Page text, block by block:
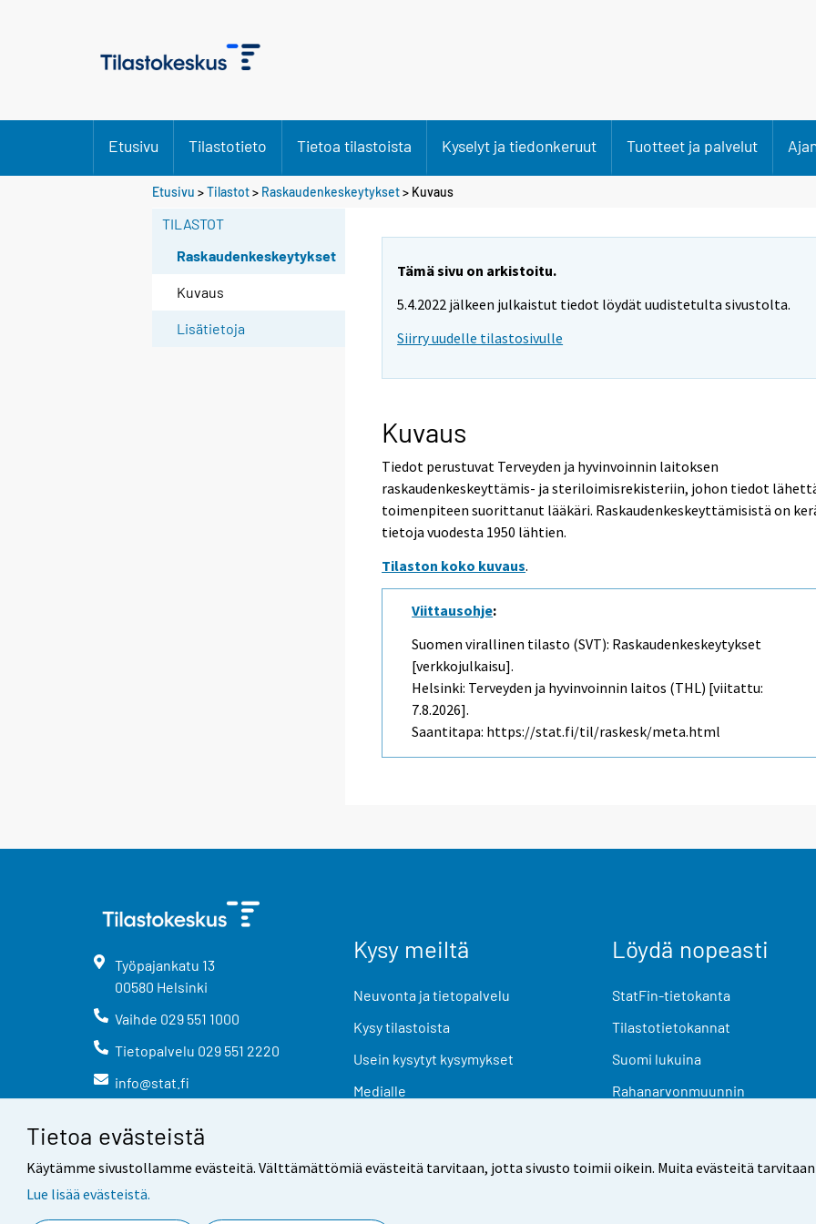
Tietoa evästeistä
Käytämme sivustollamme evästeitä. Välttämättömiä evästeitä tarvitaan, jotta sivusto toimii oikein. Muita evästeitä
Lue lisää evästeistä.
Etusivu Tilastotieto Tietoa tilastoista Kyselyt ja tiedonkeruut Tuotteet ja palvelut
Etusivu >Tilastot> Raskaudenkeskeytykset> Kuvaus
TILASTOT
Raskaudenkeskeytykset
Kuvaus
Lisätietoja
Tämä sivu on arkistoitu.
5.4.2022 jälkeen julkaistut tiedot löydät uudistetulta sivustolta.
Siirry uudelle tilastosivulle
Kuvaus
Tiedot perustuvat Terveyden ja hyvinvoinnin laitoksen
raskaudenkeskeyttämis- ja steriloimisrekisteriin, johon tiedot
toimenpiteen suorittanut lääkäri. Raskaudenkeskeyttämisistä on
tietoja vuodesta 1950 lähtien.
Tilaston koko kuvaus.
Viittausohje:
Suomen virallinen tilasto (SVT): Raskaudenkeskeytykset
[verkkojulkaisu].
Helsinki: Terveyden ja hyvinvoinnin laitos (THL) [viitattu:
7.8.2026].
Saantitapa: https://stat.fi/til/raskesk/meta.html
Työpajankatu 13
00580 Helsinki
Vaihde 029 551 1000
Tietopalvelu 029 551 2220
info@stat.fi
Kysy meiltä
Neuvonta ja tietopalvelu
Kysy tilastoista
Usein kysytyt kysymykset
Medialle
Löydä nopeasti
StatFin-tietokanta
Tilastotietokannat
Suomi lukuina
Rahanarvonmuunnin